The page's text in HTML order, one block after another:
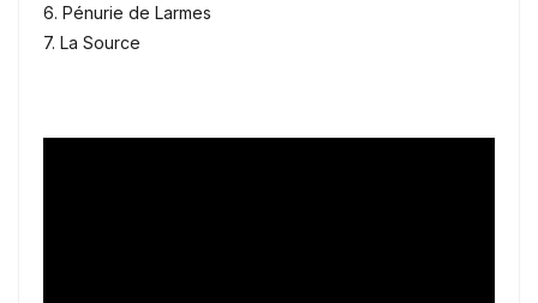
6. Pénurie de Larmes
7. La Source